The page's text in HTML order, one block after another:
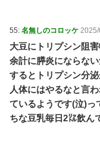
55: 名無しのコロッケ 2025/
大豆にトリプシン阻
余計に膵炎にならな
するとトリプシン分
人体にはやるなと言
ているようです(泣)っ
ちな豆乳毎日2㍑飲ん